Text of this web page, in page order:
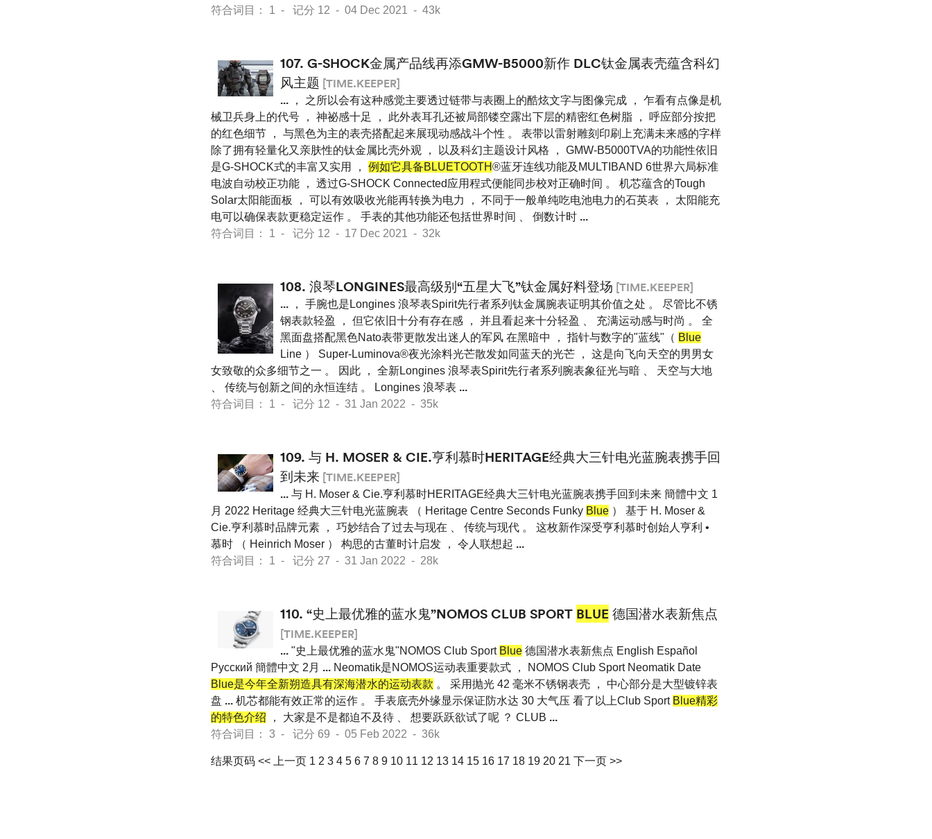
符合词目： 1 - 记分 12 - 04 Dec 2021 - 43k
107. G-SHOCK金属产品线再添GMW-B5000新作 DLC钛金属表壳蕴含科幻
风主题 [TIME.KEEPER]
... ， 之所以会有这种感觉主要透过链带与表圈上的酷炫文字与图像完成 ， 乍看有点像是机
械卫兵身上的代号 ， 神祕感十足 ， 此外表耳孔还被局部镂空露出下层的精密红色树脂 ， 呼应部分按把
的红色细节 ， 与黑色为主的表壳搭配起来展现动感战斗个性 。 表带以雷射雕刻印刷上充满未来感的字样
除了拥有轻量化又亲肤性的钛金属比壳外观 ， 以及科幻主题设计风格 ， GMW-B5000TVA的功能性依旧
是G-SHOCK式的丰富又实用 ， 例如它具备BLUETOOTH®蓝牙连线功能及MULTIBAND 6世界六局标准
电波自动校正功能 ， 透过G-SHOCK Connected应用程式便能同步校对正确时间 。 机芯蕴含的Tough
Solar太阳能面板 ， 可以有效吸收光能再转换为电力 ， 不同于一般单纯吃电池电力的石英表 ， 太阳能充
电可以确保表款更稳定运作 。 手表的其他功能还包括世界时间 、 倒数计时 ...
符合词目： 1 - 记分 12 - 17 Dec 2021 - 32k
108. 浪琴LONGINES最高级别“五星大飞”钛金属好料登场 [TIME.KEEPER]
... ， 手腕也是Longines 浪琴表Spirit先行者系列钛金属腕表证明其价值之处 。 尽管比不锈
钢表款轻盈 ， 但它依旧十分有存在感 ， 并且看起来十分轻盈 、 充满运动感与时尚 。 全
黑面盘搭配黑色Nato表带更散发出迷人的军风 在黑暗中 ， 指针与数字的"蓝线"（ Blue
Line ） Super-Luminova®夜光涂料光芒散发如同蓝天的光芒 ， 这是向飞向天空的男男女
女致敬的众多细节之一 。 因此 ， 全新Longines 浪琴表Spirit先行者系列腕表象征光与暗 、 天空与大地
、 传统与创新之间的永恒连结 。 Longines 浪琴表 ...
符合词目： 1 - 记分 12 - 31 Jan 2022 - 35k
109. 与 H. MOSER & CIE.亨利慕时HERITAGE经典大三针电光蓝腕表携手回
到未来 [TIME.KEEPER]
... 与 H. Moser & Cie.亨利慕时HERITAGE经典大三针电光蓝腕表携手回到未来 簡體中文 1
月 2022 Heritage 经典大三针电光蓝腕表 （ Heritage Centre Seconds Funky Blue ） 基于 H. Moser &
Cie.亨利慕时品牌元素 ， 巧妙结合了过去与现在 、 传统与现代 。 这枚新作深受亨利慕时创始人亨利 •
慕时 （ Heinrich Moser ） 构思的古董时计启发 ， 令人联想起 ...
符合词目： 1 - 记分 27 - 31 Jan 2022 - 28k
110. “史上最优雅的蓝水鬼”NOMOS CLUB SPORT BLUE 德国潜水表新焦点
[TIME.KEEPER]
... "史上最优雅的蓝水鬼"NOMOS Club Sport Blue 德国潜水表新焦点 English Español
Pусский 簡體中文 2月 ... Neomatik是NOMOS运动表重要款式 ， NOMOS Club Sport Neomatik Date
Blue是今年全新朔造具有深海潜水的运动表款 。 采用抛光 42 毫米不锈钢表壳 ， 中心部分是大型镀锌表
盘 ... 机芯都能有效正常的运作 。 手表底壳外缘显示保证防水达 30 大气压 看了以上Club Sport Blue精彩
的特色介绍 ， 大家是不是都迫不及待 、 想要跃跃欲试了呢 ？ CLUB ...
符合词目： 3 - 记分 69 - 05 Feb 2022 - 36k
结果页码 << 上一页 1 2 3 4 5 6 7 8 9 10 11 12 13 14 15 16 17 18 19 20 21 下一页 >>